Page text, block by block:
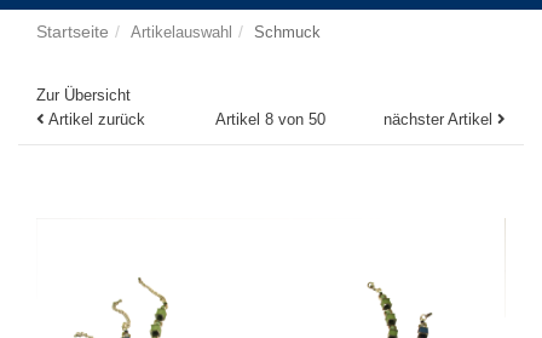
Startseite Artikelauswahl Schmuck
Zur Übersicht
Artikel zurück
Artikel 8 von 50 nächster Artikel